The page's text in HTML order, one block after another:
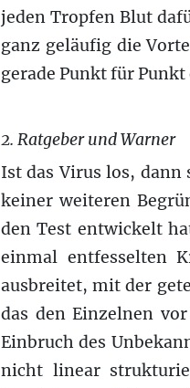
jeden Tropfen Blut
ganz geläufig die
gerade Punkt für
2. Ratgeber und Warner
Ist das Virus los,
keiner weiteren
den Test entwickelt
einmal entfesselten
ausbreitet, mit der
das den Einzelnen
Einbruch des
nicht linear